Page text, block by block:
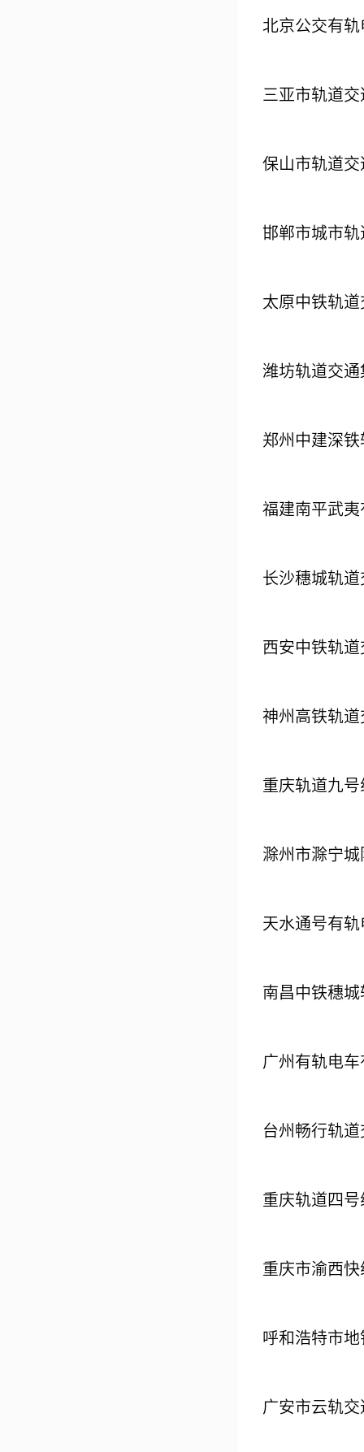
北京公交有
三亚市轨道
保山市轨道
邯郸市城市
太原中铁轨
潍坊轨道交
郑州中建深
福建南平武
长沙穗城轨
西安中铁轨
神州高铁轨
重庆轨道九
滁州市滁宁
天水通号有
南昌中铁穗
广州有轨电
台州畅行轨
重庆轨道四
重庆市渝西
呼和浩特市
广安市云轨